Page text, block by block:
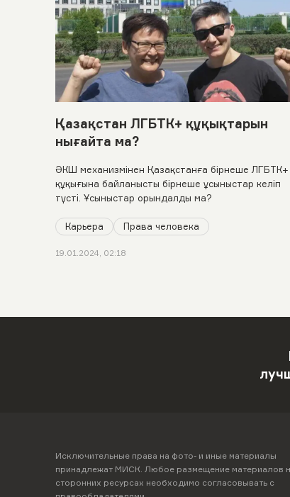
Қазақстан ЛГБТК+ құқықтарын
нығайта ма?
ӘКШ механизмінен Қазақстанға бірнеше ЛГБТК+
құқығына байланысты бірнеше ұсыныстар келіп
түсті. Ұсыныстар орындалды ма?
Карьера Права человека
19.01.2024, 02:18
Исключительные права на фото- и иные материалы
принадлежат МИСК. Любое размещение материалов
сторонних ресурсах необходимо согласовывать с